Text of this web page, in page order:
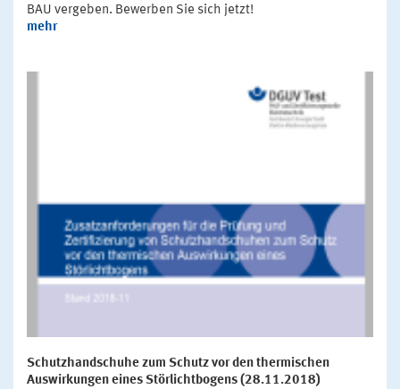
BAU vergeben. Bewerben Sie sich jetzt!
mehr
Schutzhandschuhe zum Schutz vor den thermischen
Auswirkungen eines Störlichtbogens (28.11.2018)